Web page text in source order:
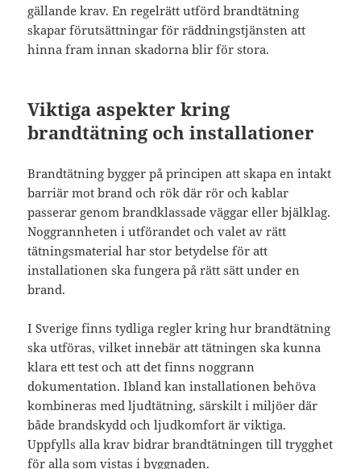
gällande krav. En regelrätt utförd brandtätning
skapar förutsättningar för räddningstjänsten att
hinna fram innan skadorna blir för stora.
Viktiga aspekter kring
brandtätning och installationer
Brandtätning bygger på principen att skapa en intakt
barriär mot brand och rök där rör och kablar
passerar genom brandklassade väggar eller bjälklag.
Noggrannheten i utförandet och valet av rätt
tätningsmaterial har stor betydelse för att
installationen ska fungera på rätt sätt under en
brand.
I Sverige finns tydliga regler kring hur brandtätning
ska utföras, vilket innebär att tätningen ska kunna
klara ett test och att det finns noggrann
dokumentation. Ibland kan installationen behöva
kombineras med ljudtätning, särskilt i miljöer där
både brandskydd och ljudkomfort är viktiga.
Uppfylls alla krav bidrar brandtätningen till trygghet
för alla som vistas i byggnaden.